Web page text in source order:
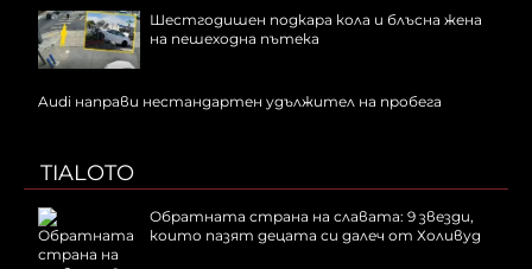
Шестгодишен подкара кола и блъсна жена
на пешеходна пътека
Audi направи нестандартен удължител на пробега
TIALOTO
Обратната страна на славата: 9 звезди,
които пазят децата си далеч от Холивуд